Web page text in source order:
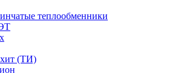
теплообменники
(ТИ)